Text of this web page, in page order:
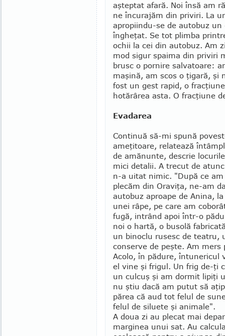
aşteptat afară. Noi însă am
ne încurajăm din priviri. La
apropiindu-se de autobuz
îngheţat. Se tot plimba
ochii la cei din autobuz. Am
mod sigur spaima din priviri
brusc o por­nire salvatoare:
maşină, am scos o ţi­gară, şi
fost un gest rapid, o
hotărârea asta. O fracţiune
Evadarea
Continuă să-mi spună
ame­ţi­toare, relatează
de amănunte, descrie
mici detalii. A trecut de
n-a uitat nimic. "După ce
plecăm din Oraviţa, ne-am
auto­buz aproape de Anina,
unei râpe, pe care am
fugă, intrând apoi într-o
noi o har­tă, o busolă
un binoclu rusesc de teatru,
conserve de peşte. Am
Acolo, în pădure, întu­nericul
el vine şi frigul. Un frig de-ţi
un culcuş şi am dormit lipiţi
nu ştiu dacă am putut să
părea că aud tot felul de
felul de siluete şi animale".
A doua zi au plecat mai
marginea unui sat. Au